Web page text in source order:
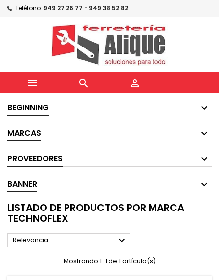
Teléfono: 949 27 26 77 - 949 38 52 82
  
BEGINNING
MARCAS
PROVEEDORES
BANNER
LISTADO DE PRODUCTOS POR MARCA
TECHNOFLEX
Relevancia 
Mostrando 1-1 de 1 artículo(s)